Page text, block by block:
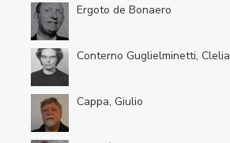
Ergoto de Bonaero
Conterno Guglielminetti, Clelia
Cappa, Giulio